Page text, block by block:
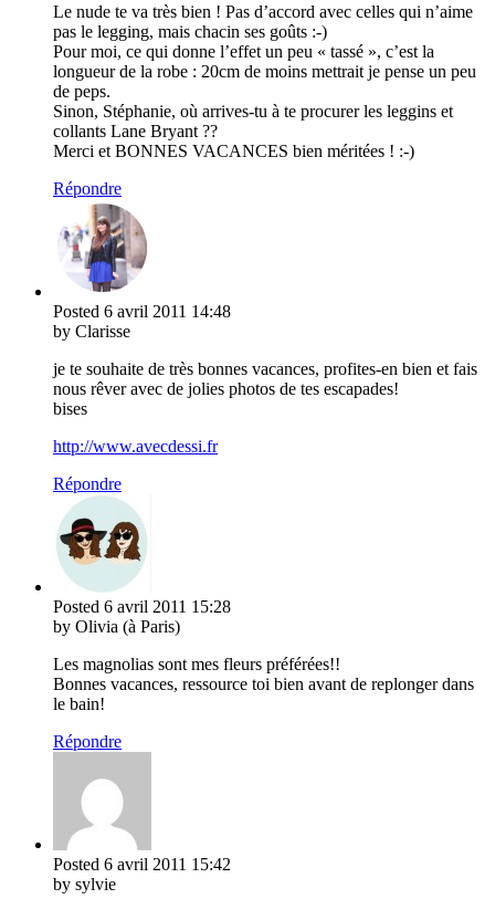
Le nude te va très bien ! Pas d’accord avec celles qui n’aime
pas le legging, mais chacin ses goûts :-)
Pour moi, ce qui donne l’effet un peu « tassé », c’est la
longueur de la robe : 20cm de moins mettrait je pense un peu
de peps.
Sinon, Stéphanie, où arrives-tu à te procurer les leggins et
collants Lane Bryant ??
Merci et BONNES VACANCES bien méritées ! :-)
Répondre
Posted 6 avril 2011 14:48
by Clarisse
je te souhaite de très bonnes vacances, profites-en bien et fais
nous rêver avec de jolies photos de tes escapades!
bises
http://www.avecdessi.fr
Répondre
Posted 6 avril 2011 15:28
by Olivia (à Paris)
Les magnolias sont mes fleurs préférées!!
Bonnes vacances, ressource toi bien avant de replonger dans
le bain!
Répondre
Posted 6 avril 2011 15:42
by sylvie